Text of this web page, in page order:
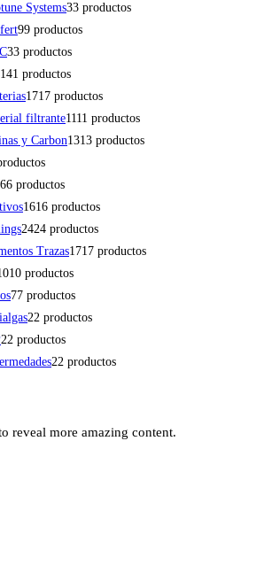
Systems33 productos
99 productos
33 productos
41 productos
1717 productos
filtrante1111 productos
y Carbon1313 productos
66 productos
1616 productos
2424 productos
Trazas1717 productos
10 productos
77 productos
22 productos
22 productos
22 productos
reveal more amazing content.